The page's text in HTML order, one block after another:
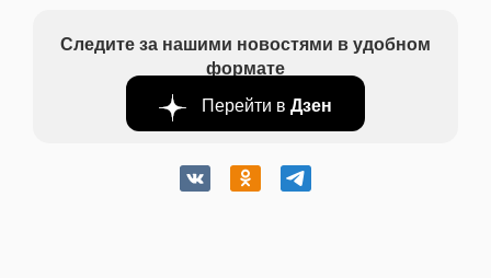
Следите за нашими новостями в удобном
формате
Перейти в Дзен